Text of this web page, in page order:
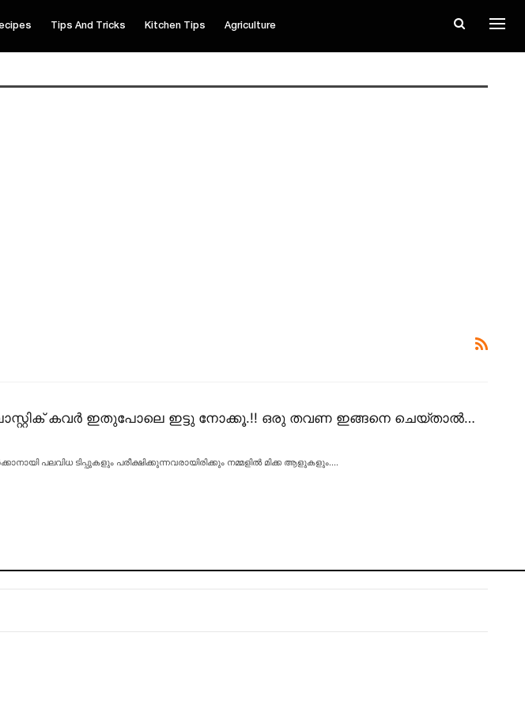
Tips And Tricks Kitchen Tips Agriculture
കവർ ഇതുപോലെ ഇട്ടു നോക്കൂ.!! ഒരു തവണ ഇങ്ങനെ ചെയ്താൽ…
പലവിധ ടിപ്പുകളും പരീക്ഷിക്കുന്നവരായിരിക്കും നമ്മളിൽ മിക്ക ആളുകളും.…